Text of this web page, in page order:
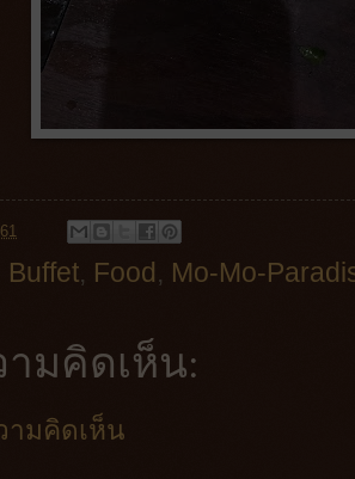
Buffet, Food , Mo-Mo-
มคิดเห็น:
ามคิดเห็น